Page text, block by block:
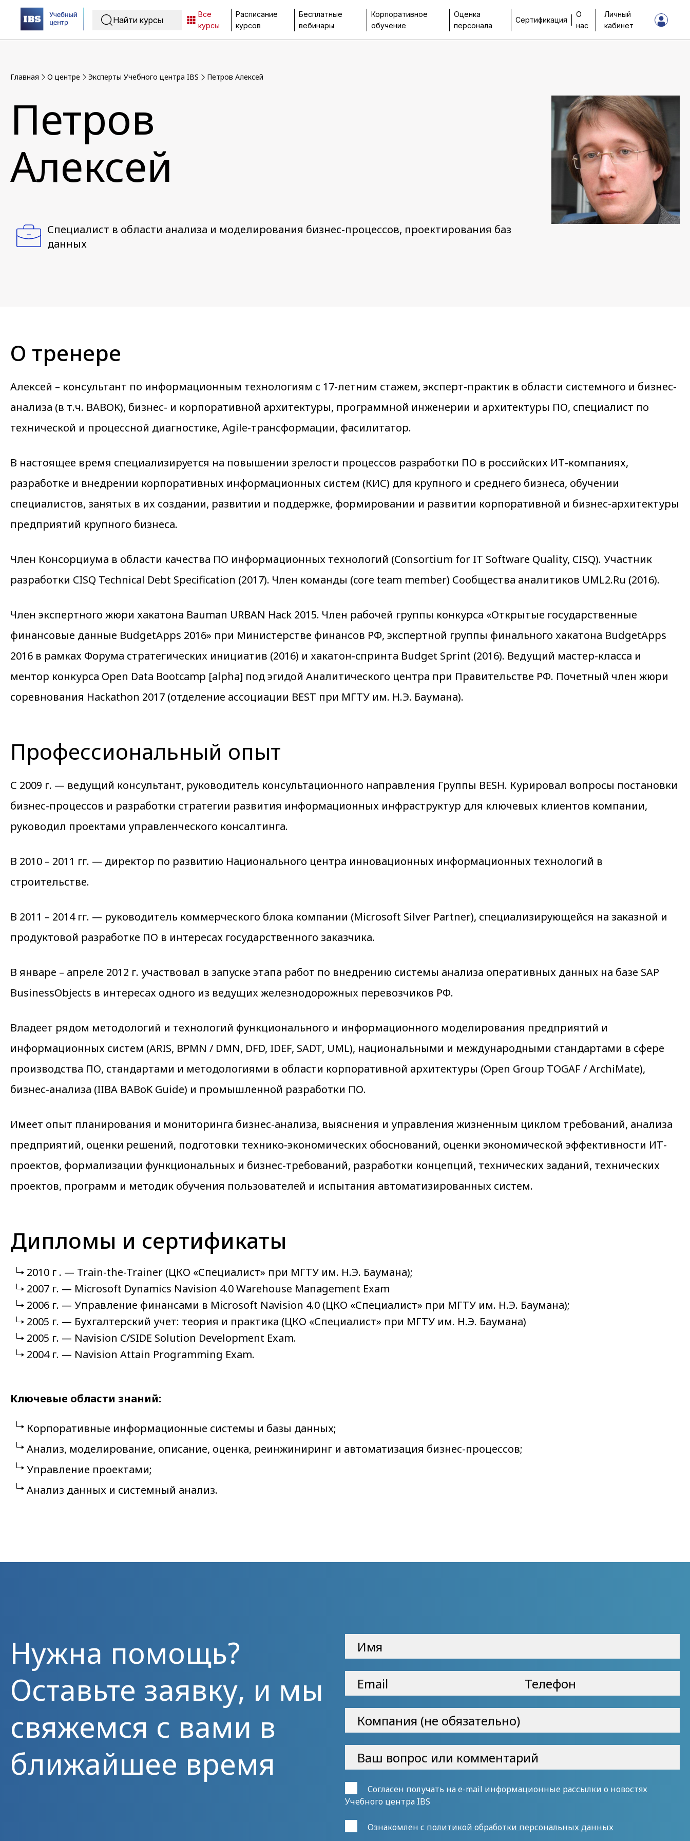
Все
курсы
Расписание
курсов
Бесплатные
вебинары
Корпоративное
обучение
Оценка
персонала
Сертификация
О
нас
Личный
кабинет
Главная O центре Эксперты Учебного центра IBS Петров Алексей
Петров
Алексей
Специалист в области анализа и моделирования бизнес-процессов, проектирования баз
данных
О тренере
Алексей – консультант по информационным технологиям с 17-летним стажем, эксперт-практик в области системного и бизнес-
анализа (в т.ч. BABOK), бизнес- и корпоративной архитектуры, программной инженерии и архитектуры ПО, специалист по
технической и процессной диагностике, Agile-трансформации, фасилитатор.
В настоящее время специализируется на повышении зрелости процессов разработки ПО в российских ИТ-компаниях,
разработке и внедрении корпоративных информационных систем (КИС) для крупного и среднего бизнеса, обучении
специалистов, занятых в их создании, развитии и поддержке, формировании и развитии корпоративной и бизнес-архитектуры
предприятий крупного бизнеса.
Член Консорциума в области качества ПО информационных технологий (Consortium for IT Software Quality, CISQ). Участник
разработки CISQ Technical Debt Specification (2017). Член команды (core team member) Сообщества аналитиков UML2.Ru (2016).
Член экспертного жюри хакатона Bauman URBAN Hack 2015. Член рабочей группы конкурса «Открытые государственные
финансовые данные BudgetApps 2016» при Министерстве финансов РФ, экспертной группы финального хакатона BudgetApps
2016 в рамках Форума стратегических инициатив (2016) и хакатон-спринта Budget Sprint (2016). Ведущий мастер-класса и
ментор конкурса Open Data Bootcamp [alpha] под эгидой Аналитического центра при Правительстве РФ. Почетный член жюри
соревнования Hackathon 2017 (отделение ассоциации BEST при МГТУ им. Н.Э. Баумана).
Профессиональный опыт
С 2009 г. — ведущий консультант, руководитель консультационного направления Группы BESH. Курировал вопросы постановки
бизнес-процессов и разработки стратегии развития информационных инфраструктур для ключевых клиентов компании,
руководил проектами управленческого консалтинга.
В 2010 – 2011 гг. — директор по развитию Национального центра инновационных информационных технологий в
строительстве.
В 2011 – 2014 гг. — руководитель коммерческого блока компании (Microsoft Silver Partner), специализирующейся на заказной и
продуктовой разработке ПО в интересах государственного заказчика.
В январе – апреле 2012 г. участвовал в запуске этапа работ по внедрению системы анализа оперативных данных на базе SAP
BusinessObjects в интересах одного из ведущих железнодорожных перевозчиков РФ.
Владеет рядом методологий и технологий функционального и информационного моделирования предприятий и
информационных систем (ARIS, BPMN / DMN, DFD, IDEF, SADT, UML), национальными и международными стандартами в сфере
производства ПО, стандартами и методологиями в области корпоративной архитектуры (Open Group TOGAF / ArchiMate),
бизнес-анализа (IIBA BABoK Guide) и промышленной разработки ПО.
Имеет опыт планирования и мониторинга бизнес-анализа, выяснения и управления жизненным циклом требований, анализа
предприятий, оценки решений, подготовки технико-экономических обоснований, оценки экономической эффективности ИТ-
проектов, формализации функциональных и бизнес-требований, разработки концепций, технических заданий, технических
проектов, программ и методик обучения пользователей и испытания автоматизированных систем.
Дипломы и сертификаты
2010 г . — Train-the-Trainer (ЦКО «Специалист» при МГТУ им. Н.Э. Баумана);
2007 г. — Microsoft Dynamics Navision 4.0 Warehouse Management Exam
2006 г. — Управление финансами в Microsoft Navision 4.0 (ЦКО «Специалист» при МГТУ им. Н.Э. Баумана);
2005 г. — Бухгалтерский учет: теория и практика (ЦКО «Специалист» при МГТУ им. Н.Э. Баумана)
2005 г. — Navision C/SIDE Solution Development Exam.
2004 г. — Navision Attain Programming Exam.
Ключевые области знаний:
Корпоративные информационные системы и базы данных;
Анализ, моделирование, описание, оценка, реинжиниринг и автоматизация бизнес-процессов;
Управление проектами;
Анализ данных и системный анализ.
Нужна помощь?
Оставьте заявку, и мы
свяжемся с вами в
ближайшее время
Согласен получать на e-mail информационные рассылки о новостях
Учебного центра IBS
Ознакомлен с политикой обработки персональных данных